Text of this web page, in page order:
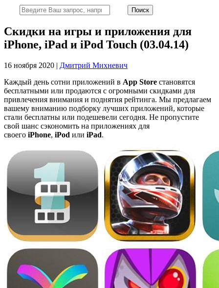
Скидки на игры и приложения для
iPhone, iPad и iPod Touch (03.04.14)
16 ноября 2020 | Дмитрий Михневич
Каждый день сотни приложений в App Store становятся
бесплатными или продаются с огромными скидками для
привлечения внимания и поднятия рейтинга. Мы предлагаем
вашему вниманию подборку лучших приложений, которые
стали бесплатны или подешевели сегодня. Не пропустите
свой шанс сэкономить на приложениях для
своего iPhone, iPod или iPad.